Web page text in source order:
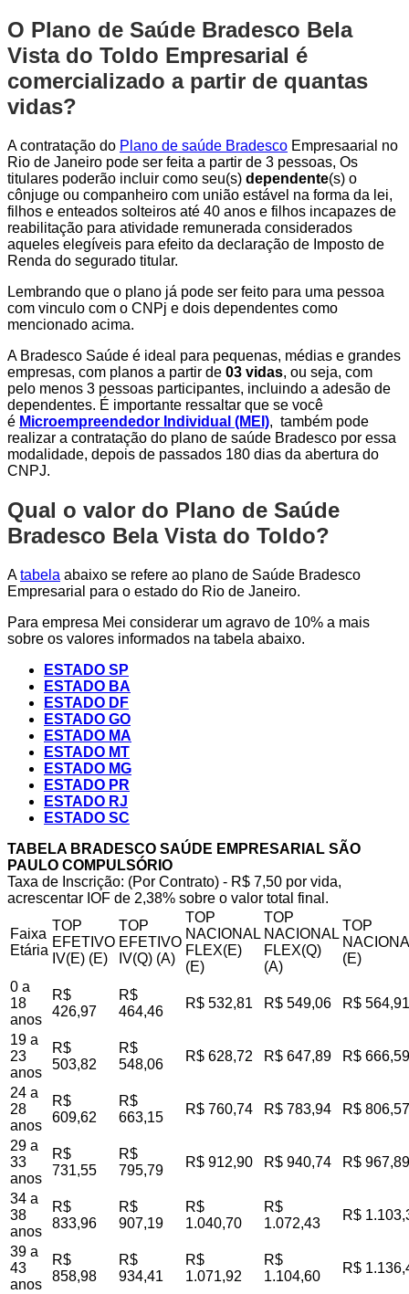
O Plano de Saúde Bradesco Bela
Vista do Toldo Empresarial é
comercializado a partir de quantas
vidas?
A contratação do Plano de saúde Bradesco Empresaarial no
Rio de Janeiro pode ser feita a partir de 3 pessoas, Os
titulares poderão incluir como seu(s) dependente(s) o
cônjuge ou companheiro com união estável na forma da lei,
filhos e enteados solteiros até 40 anos e filhos incapazes de
reabilitação para atividade remunerada considerados
aqueles elegíveis para efeito da declaração de Imposto de
Renda do segurado titular.
Lembrando que o plano já pode ser feito para uma pessoa
com vinculo com o CNPj e dois dependentes como
mencionado acima.
A Bradesco Saúde é ideal para pequenas, médias e grandes
empresas, com planos a partir de 03 vidas, ou seja, com
pelo menos 3 pessoas participantes, incluindo a adesão de
dependentes. É importante ressaltar que se você
é Microempreendedor Individual (MEI), também pode
realizar a contratação do plano de saúde Bradesco por essa
modalidade, depois de passados 180 dias da abertura do
CNPJ.
Qual o valor do Plano de Saúde
Bradesco Bela Vista do Toldo?
Atabela abaixo se refere ao plano de Saúde Bradesco
Empresarial para o estado do Rio de Janeiro.
Para empresa Mei considerar um agravo de 10% a mais
sobre os valores informados na tabela abaixo.
ESTADO SP
ESTADO BA
ESTADO DF
ESTADO GO
ESTADO MA
ESTADO MT
ESTADO MG
ESTADO PR
ESTADO RJ
ESTADO SC
TABELA BRADESCO SAÚDE EMPRESARIAL SÃO
PAULO COMPULSÓRIO
Taxa de Inscrição: (Por Contrato) - R$ 7,50 por vida,
acrescentar IOF de 2,38% sobre o valor total final.
Faixa
Etária
TOP
EFETIVO
IV(E) (E)
TOP
EFETIVO
IV(Q) (A)
TOP
NACIONAL
FLEX(E)
(E)
TOP
NACIONAL
FLEX(Q)
(A)
TOP
(E)
0 a
18
anos
R$
426,97
R$
464,46
R$ 532,81 R$ 549,06 R$ 564,91
19 a
23
anos
R$
503,82
R$
548,06
R$ 628,72 R$ 647,89 R$ 666,59
24 a
28
anos
R$
609,62
R$
663,15
R$ 760,74 R$ 783,94 R$ 806,57
29 a
33
anos
R$
731,55
R$
795,79
R$ 912,90 R$ 940,74 R$ 967,89
34 a
38
anos
R$
833,96
R$
907,19
R$
1.040,70
R$
1.072,43
R$
39 a
43
anos
R$
858,98
R$
934,41
R$
1.071,92
R$
1.104,60
R$